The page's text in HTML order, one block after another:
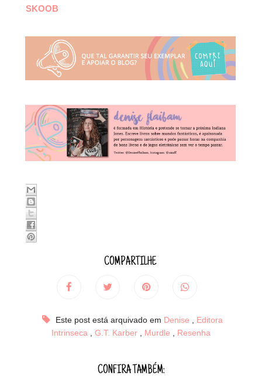
SKOOB
COMPARTILHE
Este post está arquivado em Denise
Editora
Intrinseca
G.T. Karber Murdle Resenha
CONFIRA TAMBÉM: